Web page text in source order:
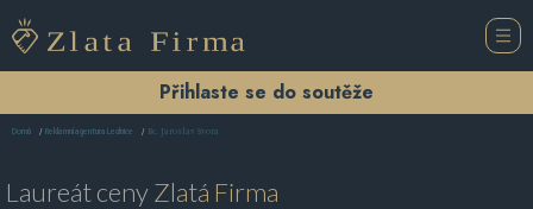
Přihlaste se do soutěže
Domů Reklamní agentura Lednice Bc. Jaroslav Svora
Laureát cenyZlatá Firma